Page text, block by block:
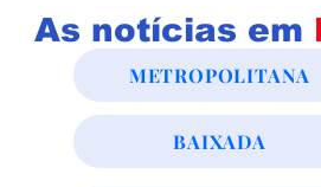
As notícias em
METROPOLITANA
BAIXADA